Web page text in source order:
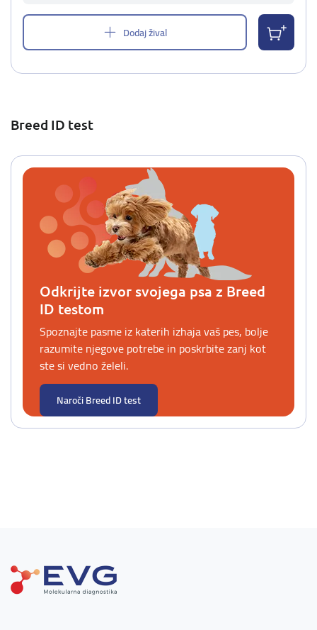
Dodaj žival
Breed ID test
Odkrijte izvor svojega psa z Breed
ID testom
Spoznajte pasme iz katerih izhaja vaš pes, bolje
razumite njegove potrebe in poskrbite zanj kot
ste si vedno želeli.
Naroči Breed ID test